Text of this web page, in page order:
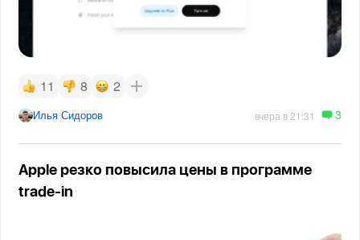
11 8 2
Илья Сидоров вчера в 21:31 3
Apple резко повысила цены в программе
trade-in